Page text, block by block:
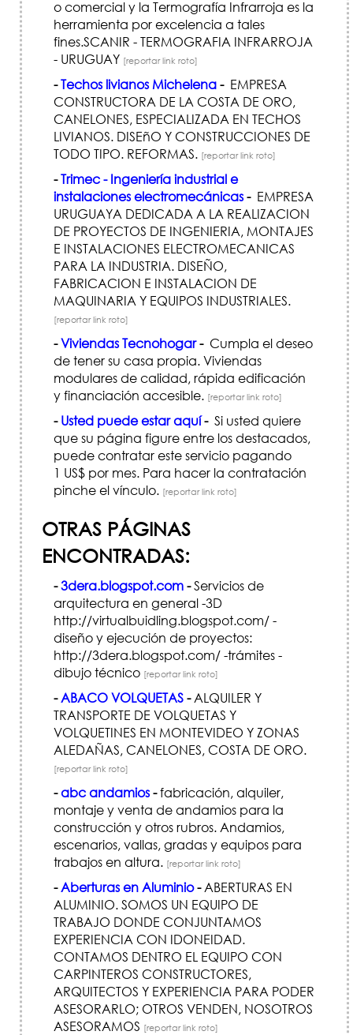
o comercial y la Termografía Infrarroja es la
herramienta por excelencia a tales
fines.SCANIR - TERMOGRAFIA INFRARROJA
- URUGUAY [reportar link roto]
-Techos livianos Michelena-EMPRESA
CONSTRUCTORA DE LA COSTA DE ORO,
CANELONES, ESPECIALIZADA EN TECHOS
LIVIANOS. DISEñO Y CONSTRUCCIONES DE
TODO TIPO. REFORMAS. [reportar link roto]
-Trimec - Ingeniería industrial e
instalaciones electromecánicas-EMPRESA
URUGUAYA DEDICADA A LA REALIZACION
DE PROYECTOS DE INGENIERIA, MONTAJES
E INSTALACIONES ELECTROMECANICAS
PARA LA INDUSTRIA. DISEÑO,
FABRICACION E INSTALACION DE
MAQUINARIA Y EQUIPOS INDUSTRIALES.
[reportar link roto]
-Viviendas Tecnohogar-Cumpla el deseo
de tener su casa propia. Viviendas
modulares de calidad, rápida edificación
y financiación accesible. [reportar link roto]
- Usted puede estar aquí-Si usted quiere
que su página figure entre los destacados,
puede contratar este servicio pagando
1 US$ por mes. Para hacer la contratación
pinche el vínculo. [reportar link roto]
OTRAS PÁGINAS
ENCONTRADAS:
-3dera.blogspot.com-Servicios de
arquitectura en general -3D
http://virtualbuidling.blogspot.com/ -
diseño y ejecución de proyectos:
http://3dera.blogspot.com/ -trámites -
dibujo técnico [reportar link roto]
-ABACO VOLQUETAS-ALQUILER Y
TRANSPORTE DE VOLQUETAS Y
VOLQUETINES EN MONTEVIDEO Y ZONAS
ALEDAÑAS, CANELONES, COSTA DE ORO.
[reportar link roto]
-abc andamios-fabricación, alquiler,
montaje y venta de andamios para la
construcción y otros rubros. Andamios,
escenarios, vallas, gradas y equipos para
trabajos en altura. [reportar link roto]
-Aberturas en Aluminio-ABERTURAS EN
ALUMINIO. SOMOS UN EQUIPO DE
TRABAJO DONDE CONJUNTAMOS
EXPERIENCIA CON IDONEIDAD.
CONTAMOS DENTRO EL EQUIPO CON
CARPINTEROS CONSTRUCTORES,
ARQUITECTOS Y EXPERIENCIA PARA PODER
ASESORARLO; OTROS VENDEN, NOSOTROS
ASESORAMOS [reportar link roto]